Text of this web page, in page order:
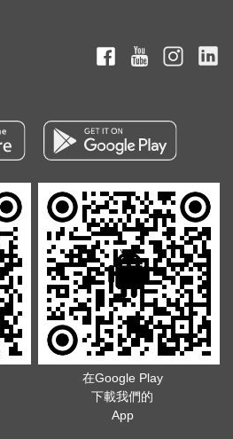
在Google Play
下載我們的
App